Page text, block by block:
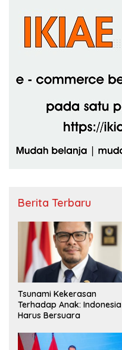
Berita Terbaru
Tsunami Kekerasan
Terhadap Anak: Indonesia
Harus Bersuara